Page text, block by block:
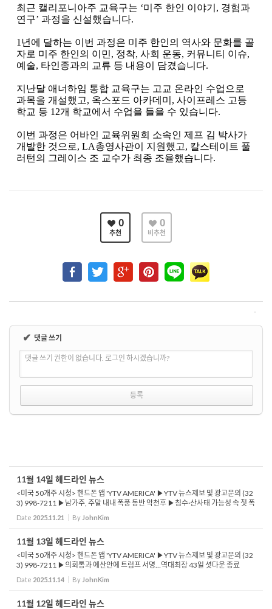
최근 캘리포니아주 교육구는 ‘미주 한인 이야기 , 경험과
연구’ 과정을 신설했습니다.
1 년에 달하는 이번 과정은 미주 한인의 역사와 문화를 골
자로 미주 한인의 이민, 정착, 사회 운동, 커뮤니티 이슈,
예술, 타인종과의 교류 등 내용이 담겼습니다.
지난달 애너하임 통합 교육구는 고교 온라인 수업으로
과목을 개설했고, 옥스포드 아카데미 , 사이프레스 고등
학교 등 12개 학교에서 수업을 들을 수 있습니다.
이번 과정은 어바인 교육위원회 소속인 제프 김 박사가
개발한 것으로, LA총영사관이 지원했고, 칼스테이트 풀
러턴의 그레이스 조 교수가 최종 조율했습니다.
0
추천
0
비추천
✔ 댓글 쓰기
댓글 쓰기 권한이 없습니다. 로그인 하시겠습니까?
11월 14일 헤드라인 뉴스
<미국 50개주 시청> 핸드폰 앱 'YTV AMERICA' ▶YTV 뉴스제보 및 광고문의 (32
3) 998-7211 ▶남가주, 주말 내내 폭풍 동반 악천후 ▶침수·산사태 가능성 속 첫 폭
풍 상륙 ▶법무부, 캘리포니아 새 하원 선거구 놓고 소송…인종 게리맨더링 ...
Date 2025.11.21 By JohnKim
11월 13일 헤드라인 뉴스
<미국 50개주 시청> 핸드폰 앱 'YTV AMERICA' ▶YTV 뉴스제보 및 광고문의 (32
3) 998-7211 ▶의회통과 예산안에 트럼프 서명…역대최장 43일 셧다운 종료
▶'오바마 케어' 보조금 이견으로 10월1일 시작해 최장 기록 세워 ▶연방 판사 &ls
q...
Date 2025.11.14 By JohnKim
11월 12일 헤드라인 뉴스